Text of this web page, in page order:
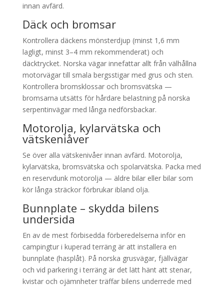
innan avfärd.
Däck och bromsar
Kontrollera däckens mönsterdjup (minst 1,6 mm
lagligt, minst 3–4 mm rekommenderat) och
däcktrycket. Norska vägar innefattar allt från välhållna
motorvägar till smala bergsstigar med grus och sten.
Kontrollera bromsklossar och bromsvätska —
bromsarna utsätts för hårdare belastning på norska
serpentinvägar med långa nedförsbackar.
Motorolja, kylarvätska och
vätskeniåver
Se över alla vätskenivåer innan avfärd. Motorolja,
kylarvätska, bromsvätska och spolarvätska. Packa med
en reservdunk motorolja — äldre bilar eller bilar som
kör långa sträckor förbrukar ibland olja.
Bunnplate – skydda bilens
undersida
En av de mest förbisedda förberedelserna inför en
campingtur i kuperad terräng är att installera en
bunnplate (hasplåt). På norska grusvägar, fjällvägar
och vid parkering i terräng är det lätt hänt att stenar,
kvistar och ojämnheter träffar bilens underrede med